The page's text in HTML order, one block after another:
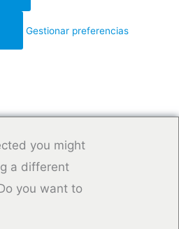
Gestionar preferencias
you might
a different
you want to